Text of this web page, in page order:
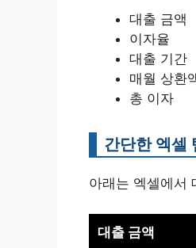
대출 금액
이자율
대출 기간
매월 상환
총 이자
간단한 엑셀
아래는 엑셀에서
대출 금액